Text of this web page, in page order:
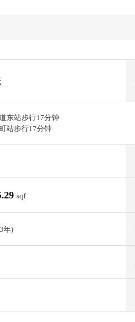
东站步行17分钟
站步行17分钟
sqf
年)